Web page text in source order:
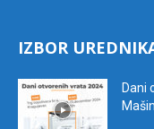
IZBOR
Dani